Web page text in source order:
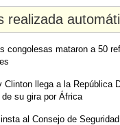
realizada
congolesas mataron a 50
Clinton llega a la República
de su gira por África
insta al Consejo de